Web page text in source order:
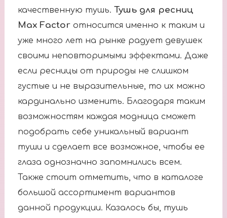
качественную тушь. Тушь для ресниц
Max Factorотносится именно к таким и
уже много лет на рынке радует девушек
своими неповторимыми эффектами. Даже
если ресницы от природы не слишком
густые и не выразительные, то их можно
кардинально изменить. Благодаря таким
возможностям каждая модница сможет
подобрать себе уникальный вариант
туши и сделает все возможное, чтобы ее
глаза однозначно запомнились всем.
Также стоит отметить, что в каталоге
большой ассортимент вариантов
данной продукции. Казалось бы, тушь